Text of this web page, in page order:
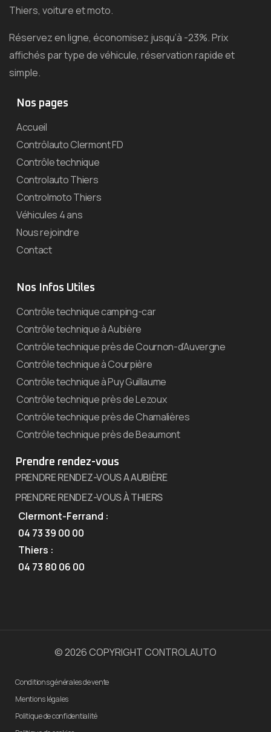
Thiers, voiture et moto.
Réservez en ligne, économisez jusqu’à -23%. Prix
affichés par type de véhicule, réservation rapide et
simple.
Nos pages
Accueil
Contrôlauto Clermont FD
Contrôle technique
Controlauto Thiers
Controlmoto Thiers
Véhicules 4 ans
Nous rejoindre
Contact
Nos Infos Utiles
Contrôle technique camping-car
Contrôle technique à Aubière
Contrôle technique près de Cournon-d’Auvergne
Contrôle technique à Courpière
Contrôle technique à Puy Guillaume
Contrôle technique près de Lezoux
Contrôle technique près de Chamalières
Contrôle technique près de Beaumont
Prendre rendez-vous
PRENDRE RENDEZ-VOUS A AUBIÈRE
PRENDRE RENDEZ-VOUS À THIERS
Clermont-Ferrand :
04 73 39 00 00
Thiers :
04 73 80 06 00
© 2026 COPYRIGHT CONTROLAUTO
Conditions générales de vente
Mentions légales
Politique de confidentialité